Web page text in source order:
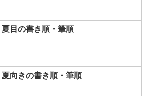
夏目の書き順・筆順
夏向きの書き順・筆順